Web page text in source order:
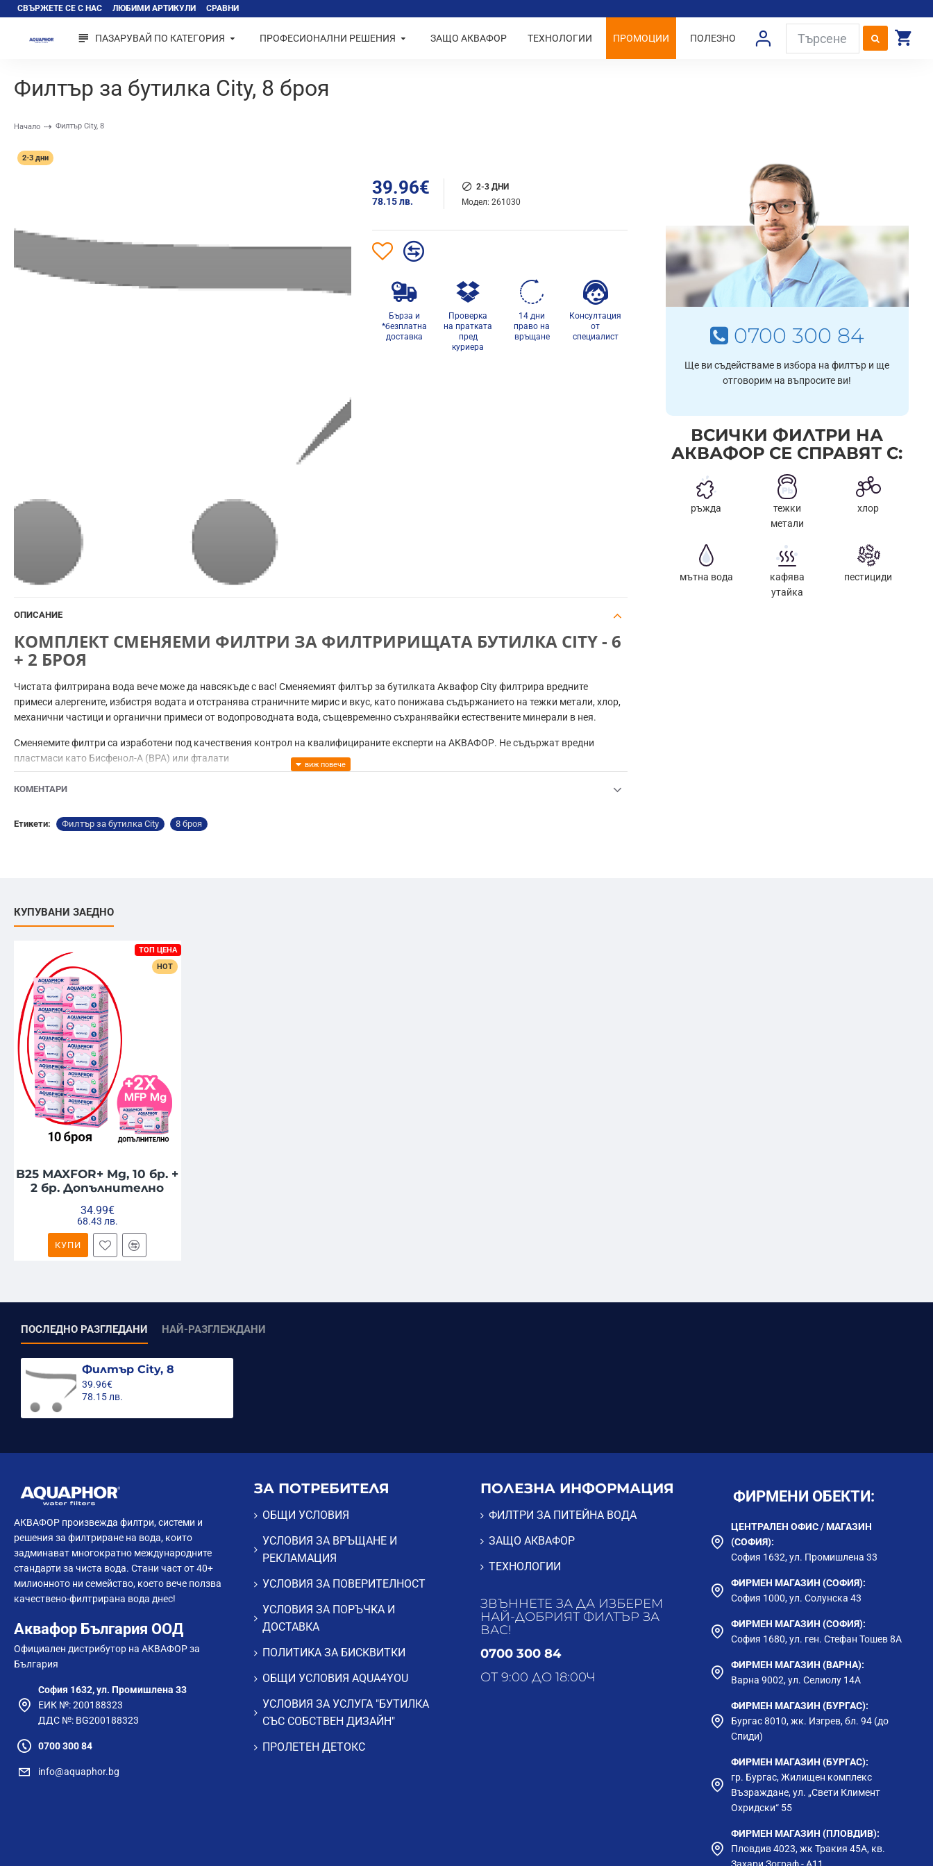
СВЪРЖЕТЕ СЕ С НАС ЛЮБИМИ АРТИКУЛИ СРАВНИ
ПАЗАРУВАЙ ПО КАТЕГОРИЯ ПРОФЕСИОНАЛНИ РЕШЕНИЯ ЗАЩО АКВАФОР ТЕХНОЛОГИИ ПРОМОЦИИ ПОЛЕЗНО
Начало Филтър City, 8
Филтър за бутилка City, 8 броя
2-3 дни
39.96€
78.15 лв.
2-3 ДНИ
Модел: 261030
Бърза и
*безплатна
доставка
Проверка
на пратката
пред
куриера
14 дни
право на
връщане
Консултация
от
специалист
ОПИСАНИЕ
КОМПЛЕКТ СМЕНЯЕМИ ФИЛТРИ ЗА ФИЛТРИРИЩАТА БУТИЛКА CITY - 6
+ 2 БРОЯ
Чистата филтрирана вода вече може да навсякъде с вас! Сменяемият филтър за бутилката Аквафор City филтрира вредните
примеси алергените, избистря водата и отстранява страничните мирис и вкус, като понижава съдържанието на тежки метали, хлор,
механични частици и органични примеси от водопроводната вода, същевременно съхранявайки естествените минерали в нея.
Сменяемите филтри са изработени под качествения контрол на квалифицираните експерти на АКВАФОР. Не съдържат вредни
пластмаси като Бисфенол-А (BPA) или фталати
ВАЖНО: Филтърът е предназначен за допречистване на водопроводна вода. Капацитетът на сменяемия филтър е 150 литра вода,
КОМЕНТАРИ
Етикети: Филтър за бутилка City 8 броя
0700 300 84
Ще ви съдействаме в избора на филтър и ще
отговорим на въпросите ви!
ВСИЧКИ ФИЛТРИ НА
АКВАФОР СЕ СПРАВЯТ С:
ръжда
тежки
метали
хлор
мътна вода
кафява
утайка
пестициди
КУПУВАНИ ЗАЕДНО
HOT
ТОП ЦЕНА
B25 MAXFOR+ Mg, 10 бр. +
2 бр. Допълнително
34.99€
68.43 лв.
КУПИ
ПОСЛЕДНО РАЗГЛЕДАНИ НАЙ-РАЗГЛЕЖДАНИ
Филтър City, 8
39.96€
78.15 лв.
АКВАФОР произвежда филтри, системи и
решения за филтриране на вода, които
задминават многократно международните
стандарти за чиста вода. Стани част от 40+
милионното ни семейство, което вече ползва
качествено-филтрирана вода днес!
Аквафор България ООД
Официален дистрибутор на АКВАФОР за
България
София 1632, ул. Промишлена 33
ЕИК №: 200188323
ДДС №: BG200188323
0700 300 84
info@aquaphor.bg
ЗА ПОТРЕБИТЕЛЯ
ОБЩИ УСЛОВИЯ
УСЛОВИЯ ЗА ВРЪЩАНЕ И
РЕКЛАМАЦИЯ
УСЛОВИЯ ЗА ПОВЕРИТЕЛНОСТ
УСЛОВИЯ ЗА ПОРЪЧКА И
ДОСТАВКА
ПОЛИТИКА ЗА БИСКВИТКИ
ОБЩИ УСЛОВИЯ AQUA4YOU
УСЛОВИЯ ЗА УСЛУГА "БУТИЛКА
СЪС СОБСТВЕН ДИЗАЙН"
ПРОЛЕТЕН ДЕТОКС
ПОЛЕЗНА ИНФОРМАЦИЯ
ФИЛТРИ ЗА ПИТЕЙНА ВОДА
ЗАЩО АКВАФОР
ТЕХНОЛОГИИ
ЗВЪННЕТЕ ЗА ДА ИЗБЕРЕМ
НАЙ-ДОБРИЯТ ФИЛТЪР ЗА
ВАС!
0700 300 84
ОТ 9:00 ДО 18:00Ч
ФИРМЕНИ ОБЕКТИ:
ЦЕНТРАЛЕН ОФИС / МАГАЗИН
(СОФИЯ):
София 1632, ул. Промишлена 33
ФИРМЕН МАГАЗИН (СОФИЯ):
София 1000, ул. Солунска 43
ФИРМЕН МАГАЗИН (СОФИЯ):
София 1680, ул. ген. Стефан Тошев 8А
ФИРМЕН МАГАЗИН (ВАРНА):
Варна 9002, ул. Селиолу 14А
ФИРМЕН МАГАЗИН (БУРГАС):
Бургас 8010, жк. Изгрев, бл. 94 (до
Спиди)
ФИРМЕН МАГАЗИН (БУРГАС):
гр. Бургас, Жилищен комплекс
Възраждане, ул. „Свети Климент
Охридски“ 55
ФИРМЕН МАГАЗИН (ПЛОВДИВ):
Пловдив 4023, жк Тракия 45А, кв.